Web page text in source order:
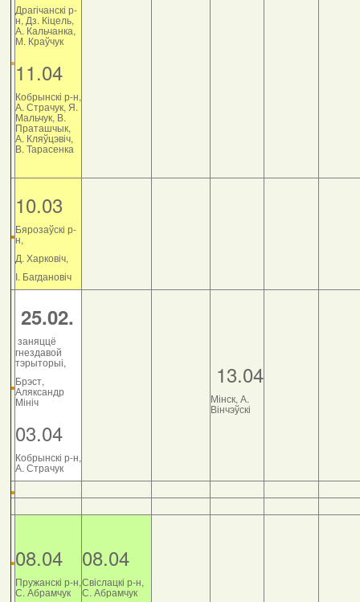
Драгічанскі р-
н, Дз. Кіцель,
А. Кальчанка,
М. Краўчук
11.04
Кобрынскі р-н,
А. Страчук, Я.
Мальчук, В.
Праташчык,
А. Кляўцэвіч,
В. Тарасенка
10.03
Бярозаўскі р-
н,
Д. Харковіч,
І. Багдановіч
25.02.
заняццё
гнездавой
тэрыторыі,
Брэст,
Аляксандр
Мініч
03.04
Кобрынскі р-н,
А. Страчук
13.04
Мінск, А.
Вінчэўскі
08.04
Пружанскі р-н,
С. Абрамчук
08.04
Свіслацкі р-н,
С. Абрамчук